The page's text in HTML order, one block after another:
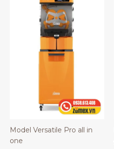
Model Versatile Pro all in
one